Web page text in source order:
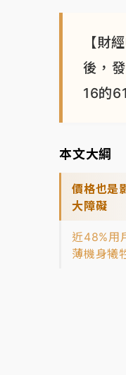
【財
後，
16的
本文大綱
價格也是
大障礙
近48%用
薄機身犧